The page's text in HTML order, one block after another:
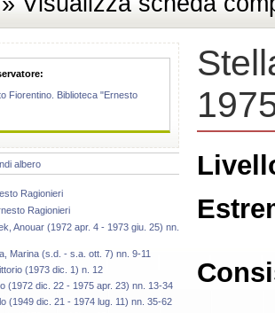
Fiorentino. Biblioteca "Ernesto
albero
Ragionieri
Ragionieri
Anouar (1972 apr. 4 - 1973 giu. 25) nn.
Marina (s.d. - s.a. ott. 7) nn. 9-11
(1973 dic. 1) n. 12
(1972 dic. 22 - 1975 apr. 23) nn. 13-34
(1949 dic. 21 - 1974 lug. 11) nn. 35-62